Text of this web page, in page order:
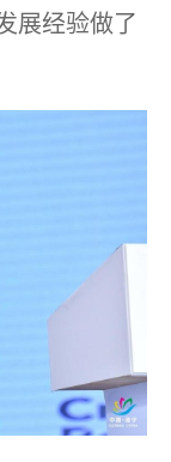
展经验做了